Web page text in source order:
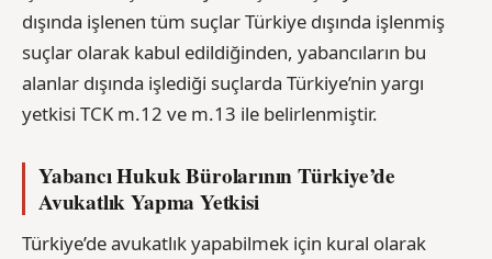
dışında işlenen tüm suçlar Türkiye dışında işlenmiş
suçlar olarak kabul edildiğinden, yabancıların bu
alanlar dışında işlediği suçlarda Türkiye’nin yargı
yetkisi TCK m.12 ve m.13 ile belirlenmiştir.
Yabancı Hukuk Bürolarının Türkiye’de
Avukatlık Yapma Yetkisi
Türkiye’de avukatlık yapabilmek için kural olarak